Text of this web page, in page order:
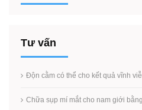
Tư vấn
Độn cằm có thể cho kết quả vĩnh
Chữa sụp mí mắt cho nam giới